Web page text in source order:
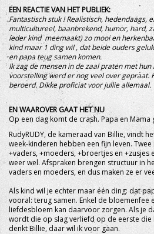
EEN REACTIE VAN HET PUBLIEK:
Fantastisch stuk ! Realistisch, hedendaags,
multicultureel, baanbrekend, humor, hard,
íeder kind meemaakt) zo mooi en
kind maar 1 ding wil , dat beide ouders
en papa teug samen komen.
Ik zag de mensen in de zaal praten met
voorstelling werd er nog veel over gepraat.
beroerd. Dikke proficiat voor jullie allemaal.
EN WAAROVER GAAT HET NU
Op een dag komt de crash. Papa en Mama
RudyRUDY, de kameraad van Billie, vindt
week-kinderen hebben een fijn leven.
+vaders, +moeders, +broertjes en +zusjes
weer wel. Afspraken brengen structuur in
vaders en moeders, en dus maken ze er
Als kind wil je echter maar één ding: dat
vooral: terug samen. Enkel de bloemenfee
liefdesbloem kan daarvoor zorgen. Als je
wordt die op slag verliefd op de eerste die
denkt Billie, daar wil ik voor gaan.